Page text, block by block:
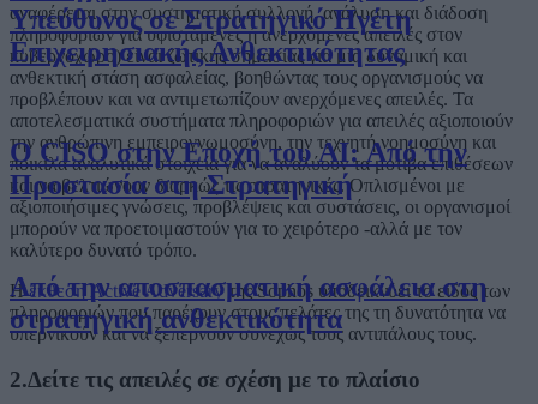
Υπεύθυνος σε Στρατηγικό Ηγέτη
Επιχειρησιακής Ανθεκτικότητας
Ο CISO στην Εποχή του AI: Από την
Προστασία στη Στρατηγική
Από την αποσπασματική ασφάλεια στη
στρατηγική ανθεκτικότητα
αναφέρεται στην συστηματική συλλογή, ανάλυση και διάδοση
πληροφοριών για υφιστάμενες ή ανερχόμενες απειλές στον
κυβερνοχώρο) είναι ζωτικής σημασίας για μια δυναμική και
ανθεκτική στάση ασφαλείας, βοηθώντας τους οργανισμούς να
προβλέπουν και να αντιμετωπίζουν ανερχόμενες απειλές. Τα
αποτελεσματικά συστήματα πληροφοριών για απειλές αξιοποιούν
την ανθρώπινη εμπειρογνωμοσύνη, την τεχνητή νοημοσύνη και
ποικίλα αναλυτικά στοιχεία για να αναλύουν τα μοτίβα επιθέσεων
και να βελτιώνουν διαρκώς τις στρατηγικές. Οπλισμένοι με
αξιοποιήσιμες γνώσεις, προβλέψεις και συστάσεις, οι οργανισμοί
μπορούν να προετοιμαστούν για το χειρότερο -αλλά με τον
καλύτερο δυνατό τρόπο.
Ηέκθεση Active Adversaryτης Sophos υποδεικνύει το είδος των
πληροφοριών που παρέχουν στους πελάτες της τη δυνατότητα να
υπερνικούν και να ξεπερνούν συνεχώς τους αντιπάλους τους.
2.Δείτε τις απειλές σε σχέση με το πλαίσιο